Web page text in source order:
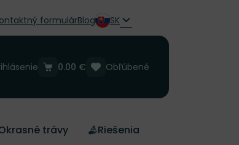
formulárBlog SK
Obľúbené
0.00 €
trávy
Riešenia